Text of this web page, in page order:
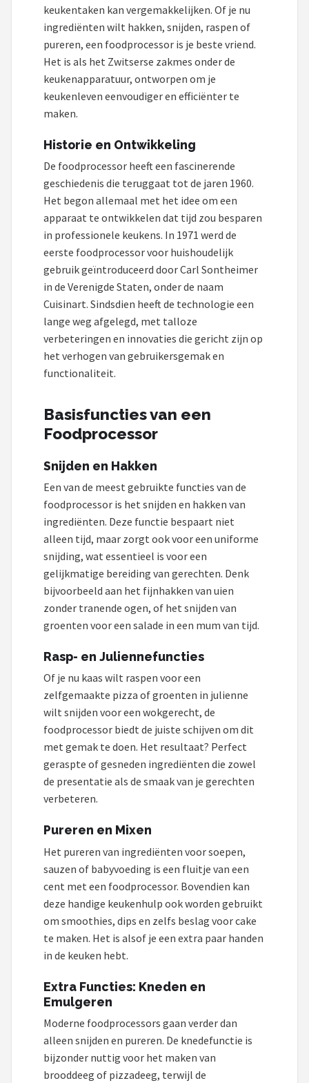
keukentaken kan vergemakkelijken. Of je nu
ingrediënten wilt hakken, snijden, raspen of
pureren, een foodprocessor is je beste vriend.
Het is als het Zwitserse zakmes onder de
keukenapparatuur, ontworpen om je
keukenleven eenvoudiger en efficiënter te
maken.
Historie en Ontwikkeling
De foodprocessor heeft een fascinerende
geschiedenis die teruggaat tot de jaren 1960.
Het begon allemaal met het idee om een
apparaat te ontwikkelen dat tijd zou besparen
in professionele keukens. In 1971 werd de
eerste foodprocessor voor huishoudelijk
gebruik geïntroduceerd door Carl Sontheimer
in de Verenigde Staten, onder de naam
Cuisinart. Sindsdien heeft de technologie een
lange weg afgelegd, met talloze
verbeteringen en innovaties die gericht zijn op
het verhogen van gebruikersgemak en
functionaliteit.
Basisfuncties van een
Foodprocessor
Snijden en Hakken
Een van de meest gebruikte functies van de
foodprocessor is het snijden en hakken van
ingrediënten. Deze functie bespaart niet
alleen tijd, maar zorgt ook voor een uniforme
snijding, wat essentieel is voor een
gelijkmatige bereiding van gerechten. Denk
bijvoorbeeld aan het fijnhakken van uien
zonder tranende ogen, of het snijden van
groenten voor een salade in een mum van tijd.
Rasp- en Juliennefuncties
Of je nu kaas wilt raspen voor een
zelfgemaakte pizza of groenten in julienne
wilt snijden voor een wokgerecht, de
foodprocessor biedt de juiste schijven om dit
met gemak te doen. Het resultaat? Perfect
geraspte of gesneden ingrediënten die zowel
de presentatie als de smaak van je gerechten
verbeteren.
Pureren en Mixen
Het pureren van ingrediënten voor soepen,
sauzen of babyvoeding is een fluitje van een
cent met een foodprocessor. Bovendien kan
deze handige keukenhulp ook worden gebruikt
om smoothies, dips en zelfs beslag voor cake
te maken. Het is alsof je een extra paar handen
in de keuken hebt.
Extra Functies: Kneden en
Emulgeren
Moderne foodprocessors gaan verder dan
alleen snijden en pureren. De knedefunctie is
bijzonder nuttig voor het maken van
brooddeeg of pizzadeeg, terwijl de